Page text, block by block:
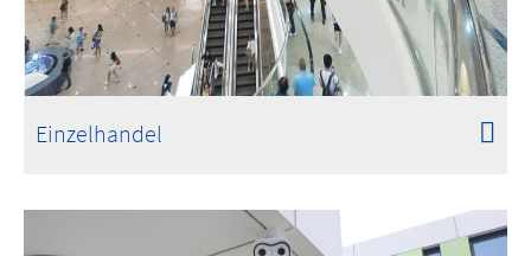
Einzelhandel